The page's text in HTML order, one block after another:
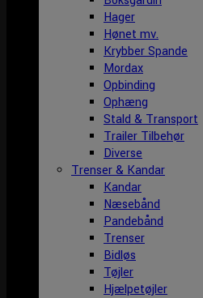
Hager
Hønet mv.
Krybber Spande
Mordax
Opbinding
Ophæng
Stald & Transport
Trailer Tilbehør
Diverse
Trenser & Kandar
Kandar
Næsebånd
Pandebånd
Trenser
Bidløs
Tøjler
Hjælpetøjler